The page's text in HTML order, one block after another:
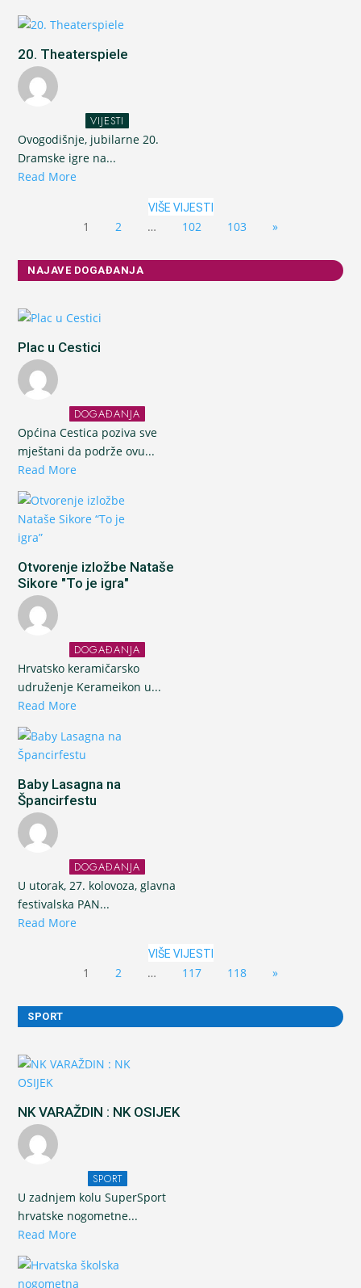
20. Theaterspiele
VIJESTI
Ovogodišnje, jubilarne 20.
Dramske igre na...
Read More
VIŠE VIJESTI
1 2 … 102 103 »
NAJAVE DOGAĐANJA
Plac u Cestici
DOGAĐANJA
Općina Cestica poziva sve
mještani da podrže ovu...
Read More
Otvorenje izložbe Nataše
Sikore "To je igra"
DOGAĐANJA
Hrvatsko keramičarsko
udruženje Kerameikon u...
Read More
Baby Lasagna na
Špancirfestu
DOGAĐANJA
U utorak, 27. kolovoza, glavna
festivalska PAN...
Read More
VIŠE VIJESTI
1 2 … 117 118 »
SPORT
NK VARAŽDIN : NK OSIJEK
SPORT
U zadnjem kolu SuperSport
hrvatske nogometne...
Read More